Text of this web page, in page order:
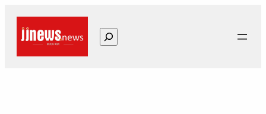
搜
尋